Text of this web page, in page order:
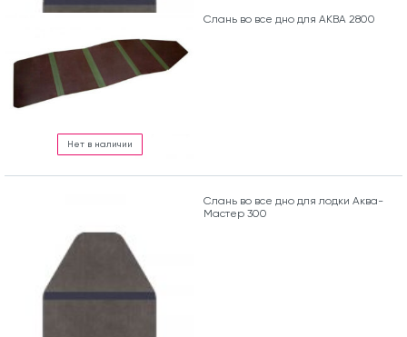
Нет в наличии
Слань во все дно для АКВА 2800
Слань во все дно для лодки Аква-
Мастер 300